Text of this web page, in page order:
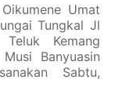
Umat
Tungkal Jl
Kemang
Banyuasin
Sabtu,